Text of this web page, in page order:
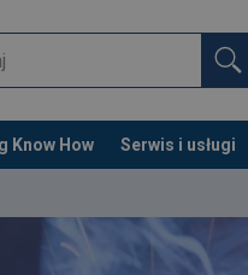
Know How Serwis i usługi